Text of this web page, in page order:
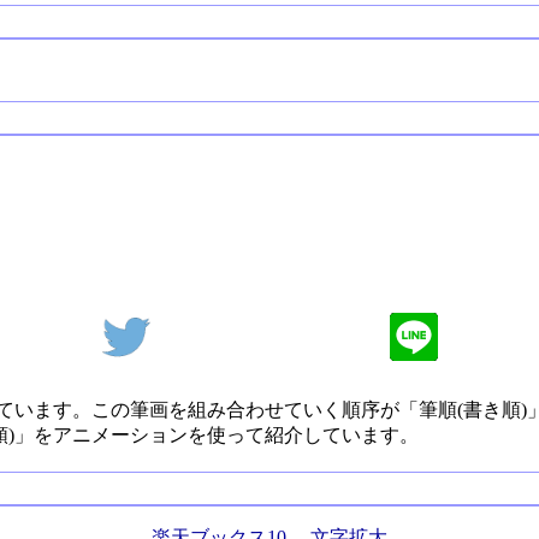
ます。この筆画を組み合わせていく順序が「筆順(書き順)
をアニメーションを使って紹介しています。